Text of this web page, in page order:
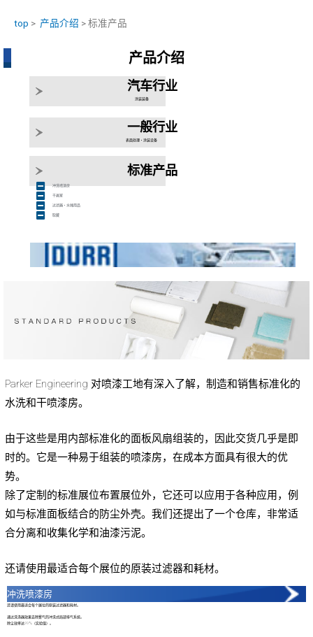
top > 产品介绍 > 标准产品
产品介绍
汽车行业
涂装装备
一般行业
表面处理・涂装设备
标准产品
冲洗喷漆房
干画室
过滤器・水摊用品
取藏
Parker Engineering 对喷漆工地有深入了解，制造和销售标准化的
水洗和干喷漆房。
由于这些是用内部标准化的面板风扇组装的，因此交货几乎是即
时的。它是一种易于组装的喷漆房，在成本方面具有很大的优
势。
除了定制的标准展位布置展位外，它还可以应用于各种应用，例
如与标准面板结合的防尘外壳。我们还提出了一个仓库，非常适
合分离和收集化学和油漆污泥。
还请使用最适合每个展位的原装过滤器和耗材。
冲洗喷漆房
还请使用最适合每个展位的原装过滤器和耗材。
通过洗涤器效果去除雾气的冲洗式局部排气系统。
除尘效率达99%（实验值）。